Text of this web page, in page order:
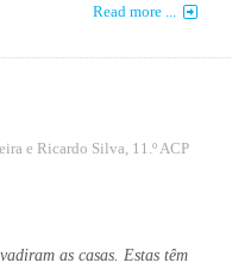
Read more ...
e Ricardo Silva, 11.º ACP
as casas. Estas têm